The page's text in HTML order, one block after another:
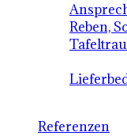
Reben,
Referenzen